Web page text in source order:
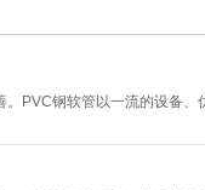
PVC钢软管以一流的设备